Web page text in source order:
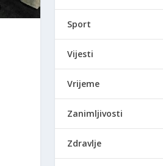
Sport
Vijesti
Vrijeme
Zanimljivosti
Zdravlje